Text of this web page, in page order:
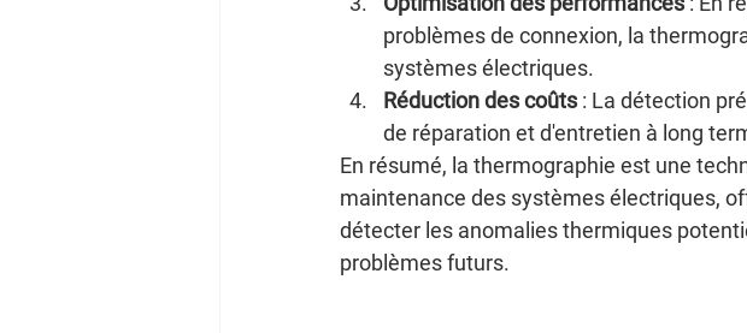
problèmes de connexion, la
systèmes électriques.
Réduction des coûts : La détection
de réparation et d'entretien à long
En résumé, la thermographie est une
maintenance des systèmes électriques,
détecter les anomalies thermiques
problèmes futurs.